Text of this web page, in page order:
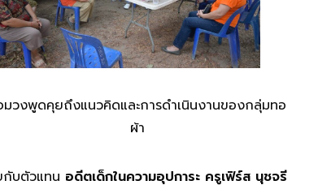
มวงพูดคุยถึงแนวคิดและการดำเนินงานของกลุ่มทอ
ผ้า
กับตัวแทน อดีตเด็กในความอุปการะ ครูเฟิร์ส นุชจรี